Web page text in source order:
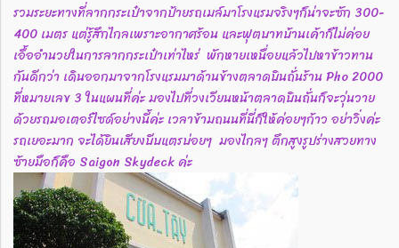
รวมระยะทางที่ลากกระเป๋าจากป้ายรถเมล์มาโรงแรมจริงๆก็น่าจะซัก 300-
400 เมตร แต่รู้สึกไกลเพราะอากาศร้อน และฟุตบาทบ้านเค้าก็ไม่ค่อย
เอื้ออำนวยในการลากกระเป๋าเท่าไหร่ พักหายเหนื่อยแล้วไปหาข้าวทาน
กันดีกว่า เดินออกมาจากโรงแรมมาด้านข้างตลาดบินถั่นร้าน Pho 2000
ที่หมายเลข 3 ในแผนที่ค่ะ มองไปที่วงเวียนหน้าตลาดบินถั่นก็จะวุ่นวาย
ด้วยรถมอเตอร์ไซด์อย่างนี้ค่ะ เวลาข้ามถนนที่นี่ก็ให้ค่อยๆก้าว อย่าวิ่งค่ะ
รถเยอะมาก จะได้ยินเสียงบีบแตรบ่อยๆ มองไกลๆ ตึกสูงรูปร่างสวยทาง
ซ้ายมือก็คือ Saigon Skydeck ค่ะ